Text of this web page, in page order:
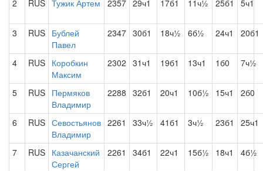
2 RUS Тужик Артем 2357 29ч1 17б1 11ч½ 25б1 5ч1
3 RUS Бублей
Павел
2347 30б1 18ч½ 6б½ 24ч1 20б1
4 RUS Коробкин
Максим
2302 31ч1 19б1 13ч1 1б0 7ч½
5 RUS Пермяков
Владимир
2288 32б1 20ч1 10б½ 15ч1 2б0
6 RUS Севостьянов
Владимир
2261 33ч½ 41б1 3ч½ 23б1 25ч1
7 RUS Казачанский
Сергей
2261 34б1 22ч1 15б½ 18ч1 4б½